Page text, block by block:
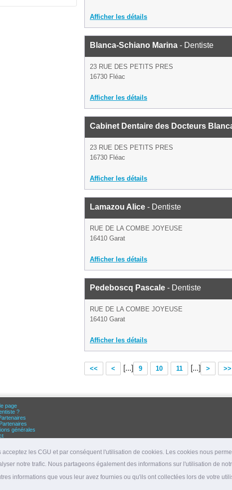
les CGU et par conséquent l'utilisation de cookies. Les cookies nous
notre trafic. Nous partageons également des informations sur l'utilisation de
informations que vous leur avez fournies ou qu'ils ont collectées lors de votre
Afficher les détails
Blanca-Schiano Marina - Dentiste
23 RUE DES PETITS PRES
16730 Fléac
Afficher les détails
Cabinet Dentaire des Docteurs
23 RUE DES PETITS PRES
16730 Fléac
Afficher les détails
Lamazou Alice - Dentiste
RUE DE LA COMBE JOYEUSE
16410 Garat
Afficher les détails
Pedeboscq Pascale - Dentiste
RUE DE LA COMBE JOYEUSE
16410 Garat
Afficher les détails
<< < [...] 9 10 11 [...] > >>
page
?
générales
Lyon